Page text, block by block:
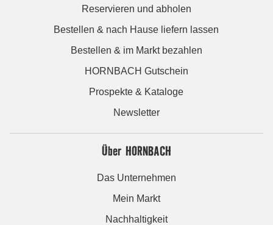
Reservieren und abholen
Bestellen & nach Hause liefern lassen
Bestellen & im Markt bezahlen
HORNBACH Gutschein
Prospekte & Kataloge
Newsletter
Über HORNBACH
Das Unternehmen
Mein Markt
Nachhaltigkeit